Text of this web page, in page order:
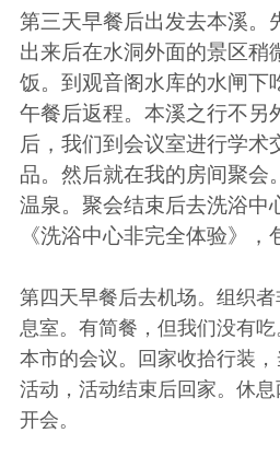
第三天早餐后出发去本溪。
出来后在水洞外面的景区稍
饭。到观音阁水库的水闸下
午餐后返程。本溪之行不另
后，我们到会议室进行学术
品。然后就在我的房间聚会
温泉。聚会结束后去洗浴中
《洗浴中心非完全体验》，
第四天早餐后去机场。组织
息室。有简餐，但我们没有
本市的会议。回家收拾行装
活动，活动结束后回家。休
开会。